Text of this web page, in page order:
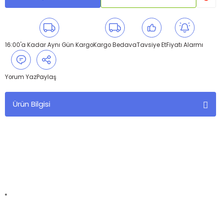
16:00'a Kadar Aynı Gün KargoKargo BedavaTavsiye EtFiyatı Alarmı
Yorum YazPaylaş
Ürün Bilgisi